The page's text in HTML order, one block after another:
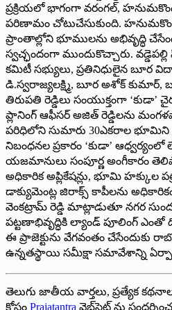
ప్రక్రియలో భాగంగా వరంగల్,
పరిణామం చోటుచేసుకుంది. హనుమకొండ
ప్రాంతాల్లోని భూములను అభివృద్ధి
స్వచ్ఛందంగా ముందుకొచ్చారు.
కమిటీ సభ్యులు, ప్రతినిధులైన బూర
డి.స్వరాజ్యలక్ష్మి, బూర అశోక్ కుమార్,
తిరుపతి రెడ్డిలు సంయుక్తంగా ‘కుడా’
ప్లానింగ్ ఆఫీసర్ అజిత్ రెడ్డిలను
పరిధిలోని సుమారు 30ఎకరాల భూమిని
నిబంధనల ప్రకారం ‘కుడా’ ఆధ్వర్యంలో
యజమానులు సంపూర్ణ అంగీకారం
అధికారిక అప్లికేషన్లు, భూమి హక్కుల
డాక్యుమెంట్ల జిరాక్స్ కాపీలను
వెంకట్రామ్ రెడ్డి మాట్లాడుతూ నగర
పట్టణాభివృద్ధికి ల్యాండ్ పూలింగ్
ఈ ప్రాజెక్టును వేగవంతం చేసేందుకు
ఉన్నతస్థాయి సమీక్షా సమావేశాన్ని
తెలుగు జాతీయ వార్తలు, ప్రత్యేక
కోసం Prajatantra వెబ్‌సైట్ ను